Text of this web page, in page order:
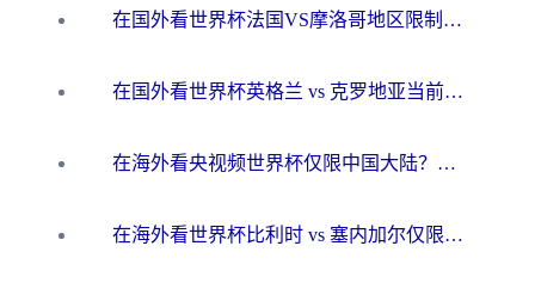
在国外看世界杯法国VS摩洛哥地区限制？这篇指南让你流畅看中文解说无压力
在国外看世界杯英格兰 vs 克罗地亚当前地区不可播放？这篇指南帮你搞定所有海外观赛难题
在海外看央视频世界杯仅限中国大陆？这篇指南帮你解锁中文解说+无卡顿直播
在海外看世界杯比利时 vs 塞内加尔仅限中国大陆？我找到了最流畅的中文解说之路